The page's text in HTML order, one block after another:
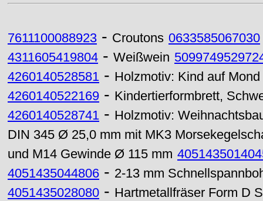
7611100088923 - Croutons 0633585067030
4311605419804 - Weißwein
4260140528581 - Holzmotiv: Kind auf
4260140522169 - Kindertierformbrett,
4260140528741 - Holzmotiv:
DIN 345 Ø 25,0 mm mit MK3
und M14 Gewinde Ø 115 mm
4051435044806 - 2-13 mm
4051435028080 - Hartmetallfräser Form D